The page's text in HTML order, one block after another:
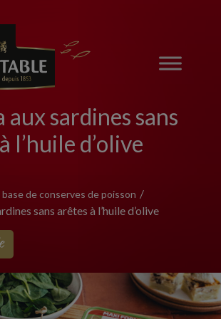
sardines sans
l’huile d’olive
de conserves de poisson
sans arêtes à l’huile d’olive